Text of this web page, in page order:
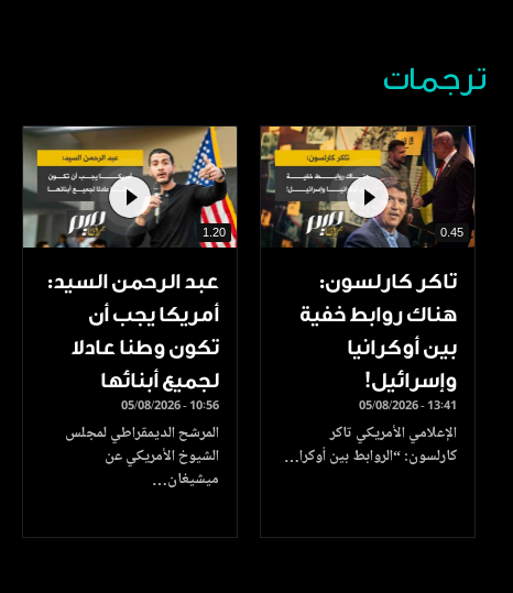
ترجمات
0.45
تاكر كارلسون:
هناك روابط خفية
بين أوكرانيا
وإسرائيل!
05/08/2026 - 13:41
الإعلامي الأمريكي تاكر
كارلسون: “الروابط بين أوكرا…
1.20
عبد الرحمن السيد:
أمريكا يجب أن
تكون وطنا عادلا
لجميع أبنائها
05/08/2026 - 10:56
المرشح الديمقراطي لمجلس
الشيوخ الأمريكي عن
ميشيغان…